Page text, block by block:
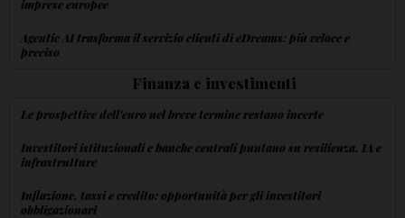
imprese europee
Agentic AI trasforma il servizio clienti di eDreams: più veloce e
preciso
Finanza e investimenti
Le prospettive dell'euro nel breve termine restano incerte
Investitori istituzionali e banche centrali puntano su resilienza, IA e
infrastrutture
Inflazione, tassi e credito: opportunità per gli investitori
obbligazionari